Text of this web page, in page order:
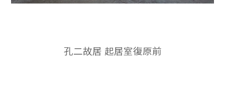
孔二故居 起居室復原前